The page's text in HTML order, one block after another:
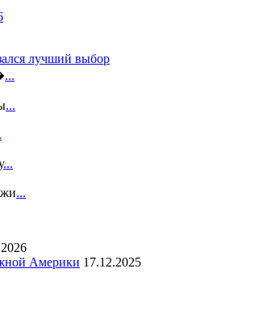
лучший выбор
...
...
...
...
Америки 17.12.2025